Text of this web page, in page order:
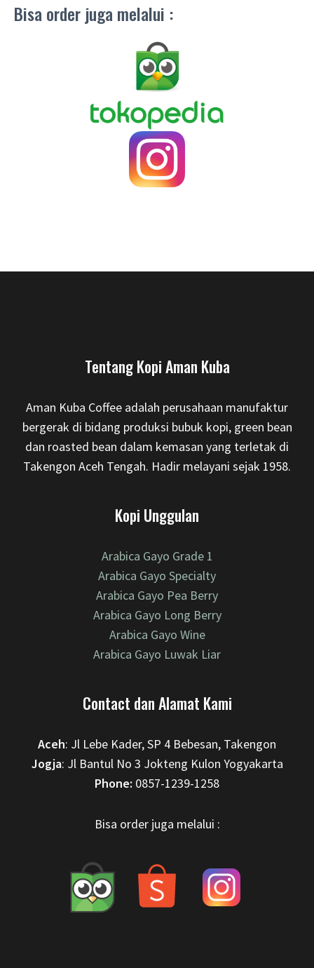
Bisa order juga melalui :
Tentang Kopi Aman Kuba
Aman Kuba Coffee adalah perusahaan manufaktur
bergerak di bidang produksi bubuk kopi, green bean
dan roasted bean dalam kemasan yang terletak di
Takengon Aceh Tengah. Hadir melayani sejak 1958.
Kopi Unggulan
Arabica Gayo Grade 1
Arabica Gayo Specialty
Arabica Gayo Pea Berry
Arabica Gayo Long Berry
Arabica Gayo Wine
Arabica Gayo Luwak Liar
Contact dan Alamat Kami
Aceh: Jl Lebe Kader, SP 4 Bebesan, Takengon
Jogja: Jl Bantul No 3 Jokteng Kulon Yogyakarta
Phone: 0857-1239-1258
Bisa order juga melalui :